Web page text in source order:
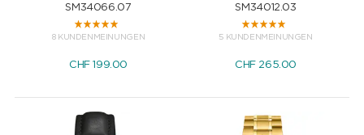
SM34066.07
8 KUNDENMEINUNGEN
CHF 199.00
SM34012.03
5 KUNDENMEINUNGEN
CHF 265.00